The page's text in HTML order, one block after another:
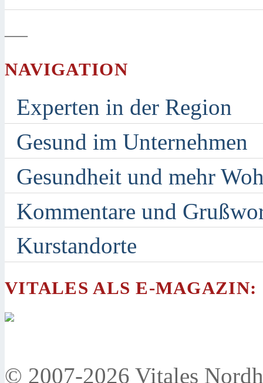
—
NAVIGATION
Experten in der Region
Gesund im Unternehmen
Gesundheit und mehr
Kommentare und
Kurstandorte
VITALES ALS E-MAGAZIN:
© 2007-2026 Vitales